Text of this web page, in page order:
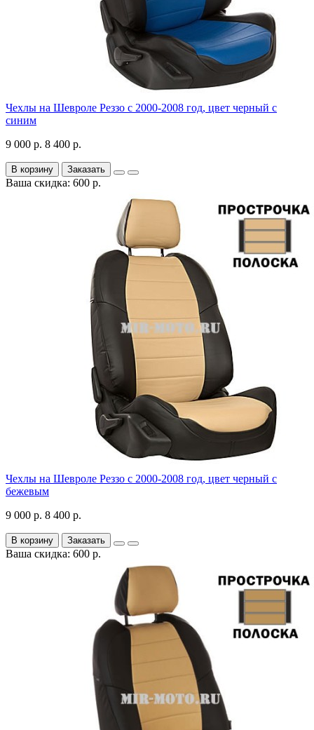
Чехлы на Шевроле Реззо с 2000-2008 год, цвет черный с
синим
9 000 р. 8 400 р.
В корзину Заказать
Ваша скидка: 600 р.
Чехлы на Шевроле Реззо с 2000-2008 год, цвет черный с
бежевым
9 000 р. 8 400 р.
В корзину Заказать
Ваша скидка: 600 р.